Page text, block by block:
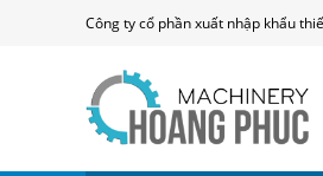
Công ty cổ phần xuất nhập khẩu